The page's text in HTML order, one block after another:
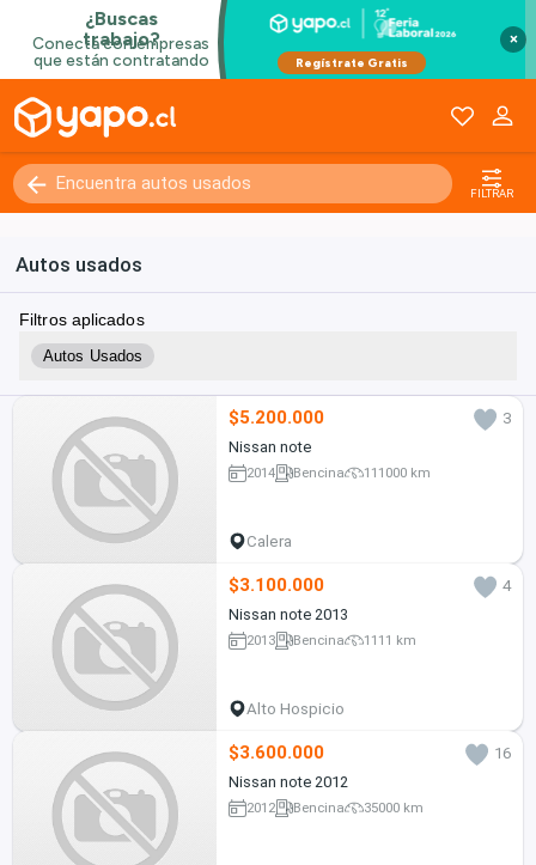
×
FILTRAR
Autos usados
Filtros aplicados
Autos Usados
$5.200.000
3
Nissan note
2014 Bencina 111000 km
Calera
$3.100.000
4
Nissan note 2013
2013 Bencina 1111 km
Alto Hospicio
$3.600.000
16
Nissan note 2012
2012 Bencina 35000 km